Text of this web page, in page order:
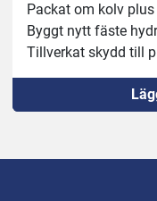
Packat om kolv
Byggt nytt fäste
Tillverkat skydd till
Monterat justerbara
Karmått:
Totaldimensioner: